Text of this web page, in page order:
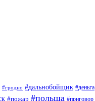
#гродно #дальнобойщик #деньга
#пожар #польша #приговор